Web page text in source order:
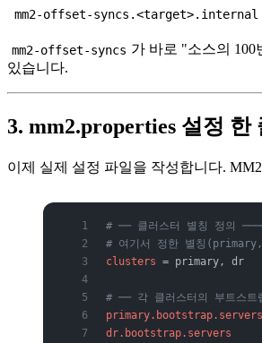
mm2-offset-syncs.<target>.internal
mm2-offset-syncs 가 바로 "소스의
있습니다.
3. mm2.properties 설정 한
이제 실제 설정 파일을 작성합니다.
# ── 클러스터 별칭 정의
# 여기서 정한 별칭
clusters = primary, dr
# ── 각 클러스터의 부트스트
primary.bootstrap.servers
dr.bootstrap.servers